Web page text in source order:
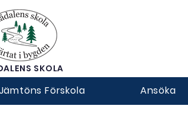
SKOLA
Förskola Ansöka